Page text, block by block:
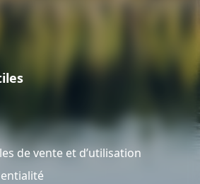
de vente et d’utilisation